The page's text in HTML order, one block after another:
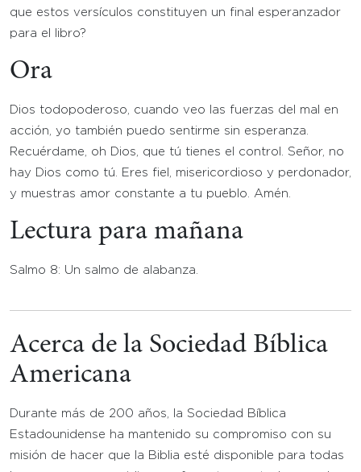
que estos versículos constituyen un final esperanzador
para el libro?
Ora
Dios todopoderoso, cuando veo las fuerzas del mal en
acción, yo también puedo sentirme sin esperanza.
Recuérdame, oh Dios, que tú tienes el control. Señor, no
hay Dios como tú. Eres fiel, misericordioso y perdonador,
y muestras amor constante a tu pueblo. Amén.
Lectura para mañana
Salmo 8: Un salmo de alabanza.
Acerca de la Sociedad Bíblica
Americana
Durante más de 200 años, la Sociedad Bíblica
Estadounidense ha mantenido su compromiso con su
misión de hacer que la Biblia esté disponible para todas